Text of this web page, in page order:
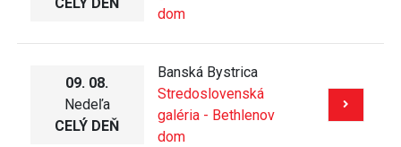
dom
09. 08.
Nedeľa
CELÝ DEŇ
Banská Bystrica
Stredoslovenská
galéria - Bethlenov
dom